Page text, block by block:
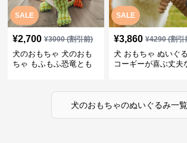
SALE
¥2,700 ¥3000(割引前)
犬のおもちゃ 犬のおも
ちゃ もふもふ恐竜とも
SALE
¥3,860 ¥4290(割引
犬 おもちゃ ぬいぐ
コーギーが喜ぶ丈夫
犬のおもちゃのぬいぐるみ一